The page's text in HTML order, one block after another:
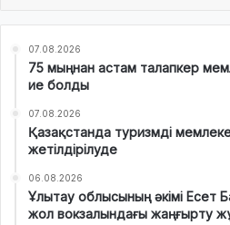
07.08.2026
75 мыңнан астам талапкер
ие болды
07.08.2026
Қазақстанда туризмді
жетілдірілуде
06.08.2026
Ұлытау облысының әкімі Есет
жол вокзалындағы жаңғырту